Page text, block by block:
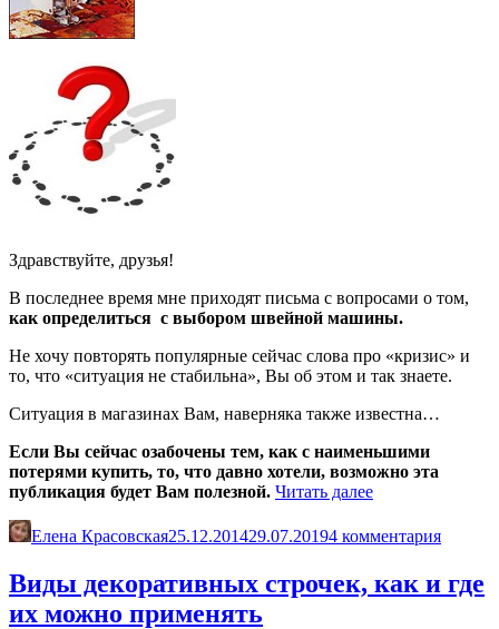
Здравствуйте, друзья!
В последнее время мне приходят письма с вопросами о том,
как определиться с выбором швейной машины.
Не хочу повторять популярные сейчас слова про «кризис» и
то, что «ситуация не стабильна», Вы об этом и так знаете.
Ситуация в магазинах Вам, наверняка также известна…
Если Вы сейчас озабочены тем, как с наименьшими
потерями купить, то, что давно хотели, возможно эта
публикация будет Вам полезной. Читать далее«Какую
машину
купить.
рекомендации»
Елена Красовская25.12.201429.07.20194 комментария
Виды декоративных строчек, как и где
их можно применять